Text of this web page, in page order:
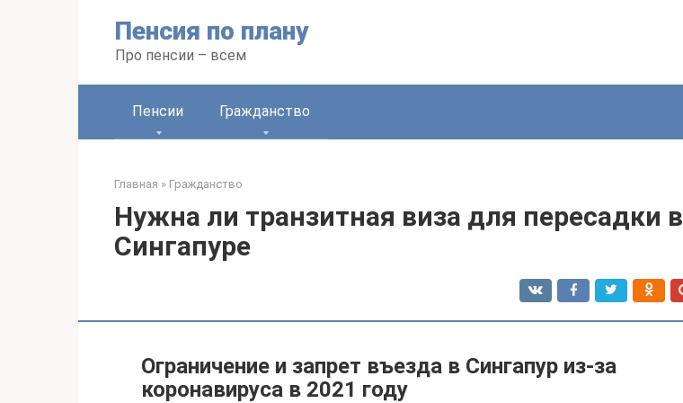
Пенсия по плану
Про пенсии – всем
Пенсии Гражданство
Главная » Гражданство
Нужна ли транзитная виза для пересадки в
Сингапуре
Ограничение и запрет въезда в Сингапур из-за
коронавируса в 2021 году